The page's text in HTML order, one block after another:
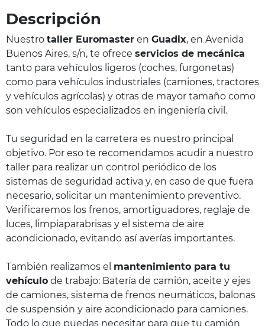
Descripción
Nuestro taller Euromaster en Guadix, en Avenida
Buenos Aires, s/n, te ofrece servicios de mecánica
tanto para vehículos ligeros (coches, furgonetas)
como para vehículos industriales (camiones, tractores
y vehículos agrícolas) y otras de mayor tamaño como
son vehículos especializados en ingeniería civil.
Tu seguridad en la carretera es nuestro principal
objetivo. Por eso te recomendamos acudir a nuestro
taller para realizar un control periódico de los
sistemas de seguridad activa y, en caso de que fuera
necesario, solicitar un mantenimiento preventivo.
Verificaremos los frenos, amortiguadores, reglaje de
luces, limpiaparabrisas y el sistema de aire
acondicionado, evitando así averías importantes.
También realizamos el mantenimiento para tu
vehículo de trabajo: Batería de camión, aceite y ejes
de camiones, sistema de frenos neumáticos, balonas
de suspensión y aire acondicionado para camiones.
Todo lo que puedas necesitar para que tu camión